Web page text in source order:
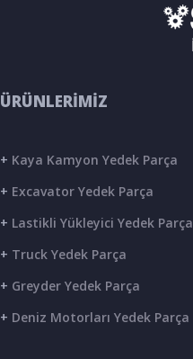
ÜRÜNLERİMİZ
+ Kaya Kamyon Yedek Parça
+ Excavator Yedek Parça
+ Lastikli Yükleyici Yedek Parça
+ Truck Yedek Parça
+ Greyder Yedek Parça
+ Deniz Motorları Yedek Parça